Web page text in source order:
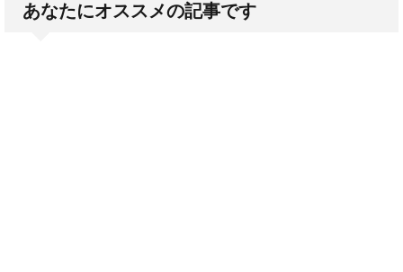
あなたにオススメの記事です